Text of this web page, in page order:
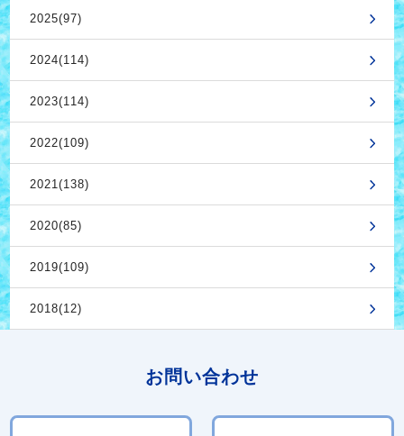
2025(97)
2024(114)
2023(114)
2022(109)
2021(138)
2020(85)
2019(109)
2018(12)
お問い合わせ